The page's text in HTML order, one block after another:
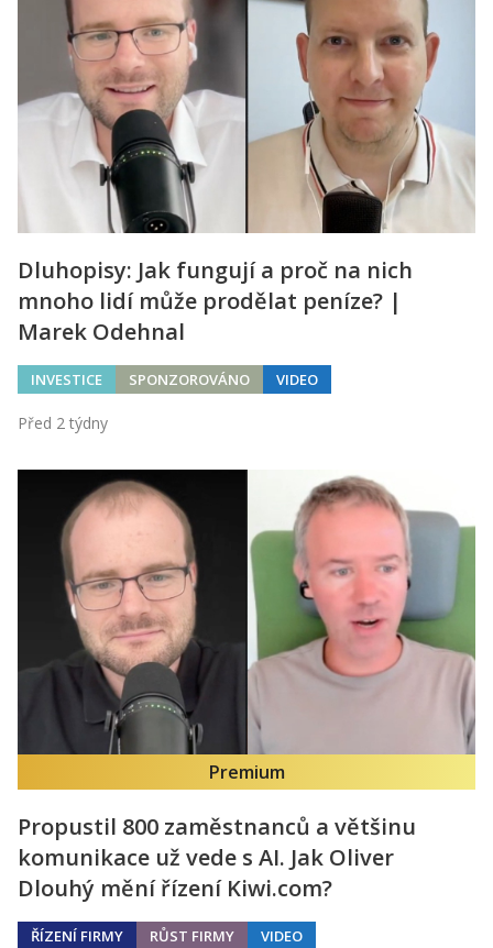
Dluhopisy: Jak fungují a proč na nich
mnoho lidí může prodělat peníze? |
Marek Odehnal
INVESTICE SPONZOROVÁNO VIDEO
Před 2 týdny
Premium
Propustil 800 zaměstnanců a většinu
komunikace už vede s AI. Jak Oliver
Dlouhý mění řízení Kiwi.com?
ŘÍZENÍ FIRMY RŮST FIRMY VIDEO